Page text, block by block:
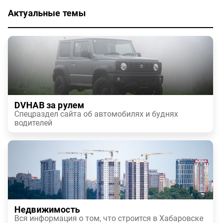
Актуальные темы
DVHAB за рулем
Спецраздел сайта об автомобилях и буднях
водителей
Недвижимость
Вся информация о том, что строится в Хабаровске